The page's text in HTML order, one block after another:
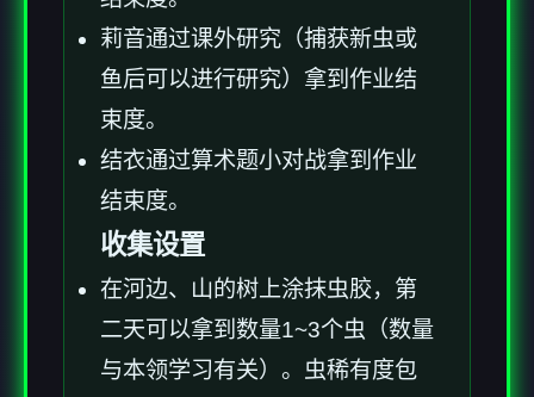
莉音通过课外研究（捕获新虫或
鱼后可以进行研究）拿到作业结
束度。
结衣通过算术题小对战拿到作业
结束度。
收集设置
在河边、山的树上涂抹虫胶，第
二天可以拿到数量1~3个虫（数量
与本领学习有关）。虫稀有度包